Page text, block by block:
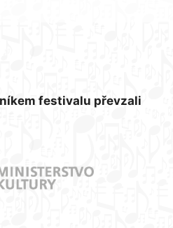
festivalu převzali